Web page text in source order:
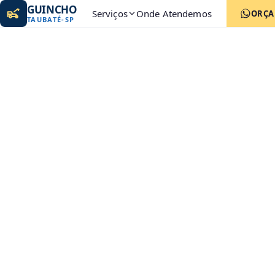
GUINCHO
TAUBATÉ-SP Serviços Onde Atendemos